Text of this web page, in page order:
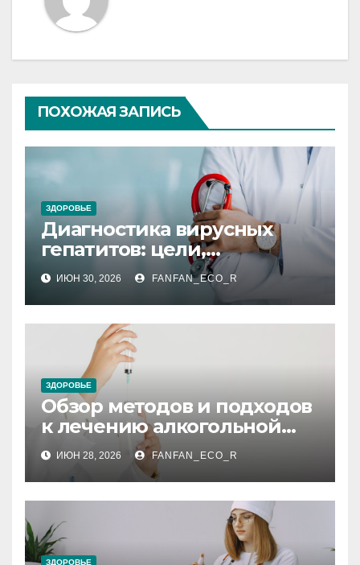
ПОХОЖАЯ ЗАПИСЬ
ЗДОРОВЬЕ
Диагностика вирусных
гепатитов: цели,
подготовка, показания,
противопоказания,
расшифровка результатов
и референсные значения
ИЮН 30, 2026 FANFAN_ECO_R
ЗДОРОВЬЕ
Обзор методов и подходов
к лечению алкогольной
зависимости
ИЮН 28, 2026 FANFAN_ECO_R
ЗДОРОВЬЕ